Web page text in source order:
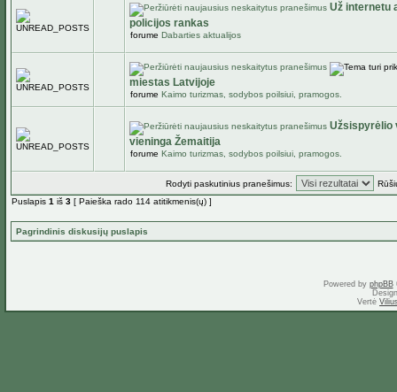
Už internetu
policijos rankas
forume Dabarties aktualijos
miestas Latvijoje
forume Kaimo turizmas, sodybos poilsiui, pramogos.
Užsispyrėlio
vieninga Žemaitija
forume Kaimo turizmas, sodybos poilsiui, pramogos.
Rodyti paskutinius pranešimus:
Puslapis 1 iš 3 [ Paieška rado 114 atitikmenis(ų) ]
Pagrindinis diskusijų puslapis
Powered by phpBB
Vertė